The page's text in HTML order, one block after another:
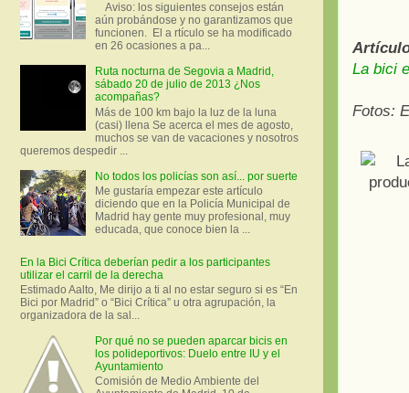
La bici
Fotos:
Aviso: los siguientes consejos están
aún probándose y no garantizamos que
funcionen. El a rtículo se ha modificado
en 26 ocasiones a pa...
Ruta nocturna de Segovia a Madrid,
sábado 20 de julio de 2013 ¿Nos
acompañas?
Más de 100 km bajo la luz de la luna
(casi) llena Se acerca el mes de agosto,
muchos se van de vacaciones y nosotros
queremos despedir ...
No todos los policías son así... por suerte
Me gustaría empezar este artículo
diciendo que en la Policía Municipal de
Madrid hay gente muy profesional, muy
educada, que conoce bien la ...
En la Bici Crítica deberían pedir a los participantes
utilizar el carril de la derecha
Estimado Aalto, Me dirijo a ti al no estar seguro si es “En
Bici por Madrid” o “Bici Crítica” u otra agrupación, la
organizadora de la sal...
Por qué no se pueden aparcar bicis en
los polideportivos: Duelo entre IU y el
Ayuntamiento
Comisión de Medio Ambiente del